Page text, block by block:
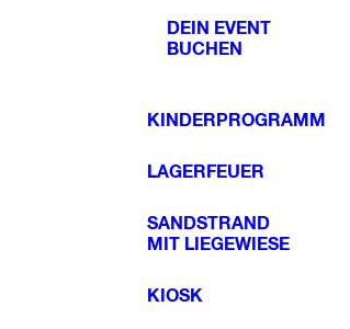
DEIN EVENT
BUCHEN
KINDERPROGRAMM
LAGERFEUER
SANDSTRAND
MIT LIEGEWIESE
KIOSK